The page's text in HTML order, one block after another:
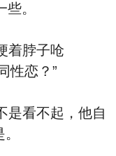
。
着脖子呛
性恋？”
看不起，他自